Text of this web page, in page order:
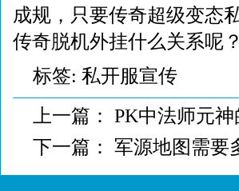
成规，只要传奇超级变态
传奇脱机外挂什么关系呢？
标签: 私开服宣传
上一篇： PK中法师元
下一篇： 军源地图需要